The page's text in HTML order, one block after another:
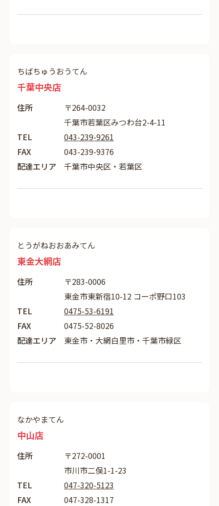
ちばちゅうおうてん
千葉中央店
住所
〒264-0032
千葉市若葉区みつわ台2-4-11
TEL
043-239-9261
FAX
043-239-9376
配達エリア
千葉市中央区・若葉区
とうがねおおあみてん
東金大網店
住所
〒283-0006
東金市東新宿10-12 コーポ野口103
TEL
0475-53-6191
FAX
0475-52-8026
配達エリア
東金市・大網白里市・千葉市緑区
なかやまてん
中山店
住所
〒272-0001
市川市二俣1-1-23
TEL
047-320-5123
FAX
047-328-1317